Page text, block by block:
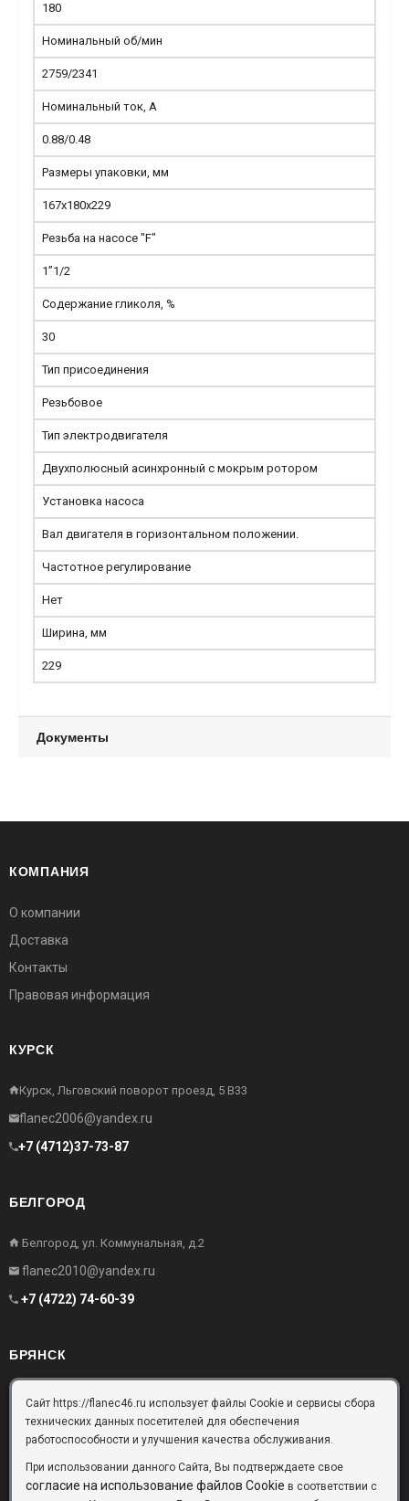
180
Номинальный об/мин
2759/2341
Номинальный ток, А
0.88/0.48
Размеры упаковки, мм
167x180x229
Резьба на насосе "F"
1”1/2
Содержание гликоля, %
30
Тип присоединения
Резьбовое
Тип электродвигателя
Двухполюсный асинхронный с мокрым ротором
Установка насоса
Вал двигателя в горизонтальном положении.
Частотное регулирование
Нет
Ширина, мм
229
Документы
КОМПАНИЯ
О компании
Доставка
Контакты
Правовая информация
КУРСК
Курск, Льговский поворот проезд, 5 В33
flanec2006@yandex.ru
+7 (4712)37-73-87
БЕЛГОРОД
Белгород, ул. Коммунальная, д.2
flanec2010@yandex.ru
+7 (4722) 74-60-39
БРЯНСК
Брянск, Московский проезд, д.10, офис 3
flanec32@yandex.ru
Сайт https://flanec46.ru использует файлы Cookie и сервисы сбора
технических данных посетителей для обеспечения
работоспособности и улучшения качества обслуживания.
При использовании данного Сайта, Вы подтверждаете свое
согласие на использование файлов Cookie в соответствии с